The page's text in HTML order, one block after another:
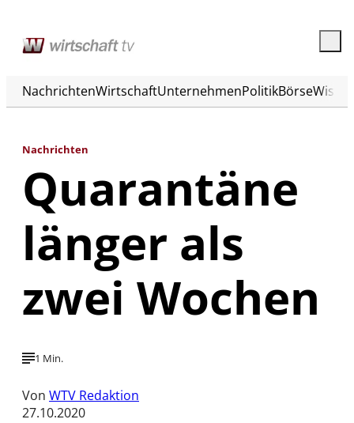
NachrichtenWirtschaftUnternehmenPolitikBörse
Nachrichten
Quarantäne
länger als
zwei Wochen
1 Min.
Von WTV Redaktion
27.10.2020